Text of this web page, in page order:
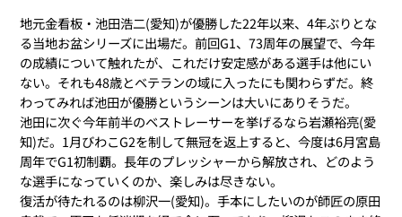
地元金看板・池田浩二(愛知)が優勝した22年以来、4年ぶりとな
る当地お盆シリーズに出場だ。前回G1、73周年の展望で、今年
の成績について触れたが、これだけ安定感がある選手は他にい
ない。それも48歳とベテランの域に入ったにも関わらずだ。終
わってみれば池田が優勝というシーンは大いにありそうだ。
池田に次ぐ今年前半のベストレーサーを挙げるなら岩瀬裕亮(愛
知)だ。1月びわこG2を制して無冠を返上すると、今度は6月宮島
周年でG1初制覇。長年のプレッシャーから解放され、どのよう
な選手になっていくのか、楽しみは尽きない。
復活が待たれるのは柳沢一(愛知)。手本にしたいのが師匠の原田